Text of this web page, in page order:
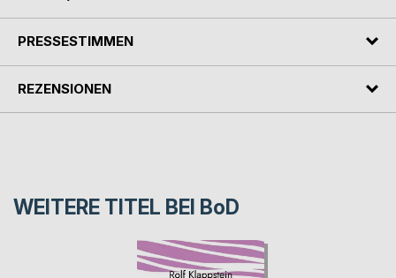
PRESSESTIMMEN
REZENSIONEN
WEITERE TITEL BEI BoD